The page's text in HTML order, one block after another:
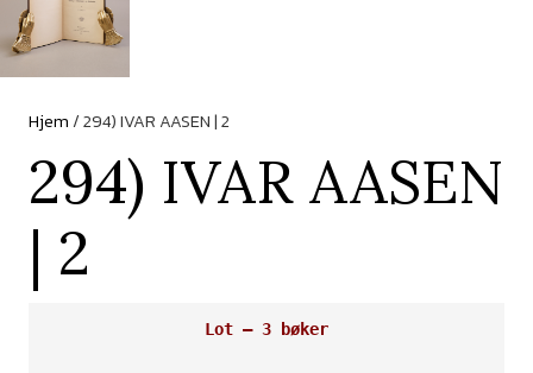
Hjem/ 294) IVAR AASEN | 2
294) IVAR AASEN
| 2
Lot – 3 bøker